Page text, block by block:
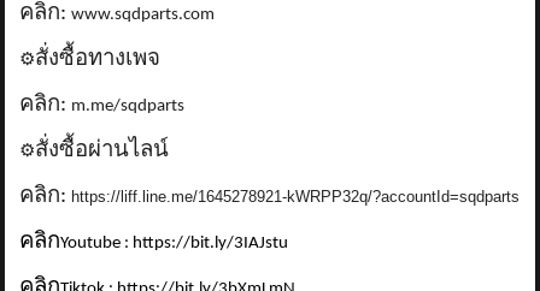
คลิก:www.sqdparts.com
⚙️สั่งซื้อทางเพจ
คลิก: m.me/sqdparts
⚙️สั่งซื้อผ่านไลน์
คลิก: https://liff.line.me/1645278921-kWRPP32q/?accountId=sqdparts
คลิกYoutube : https://bit.ly/3IAJstu